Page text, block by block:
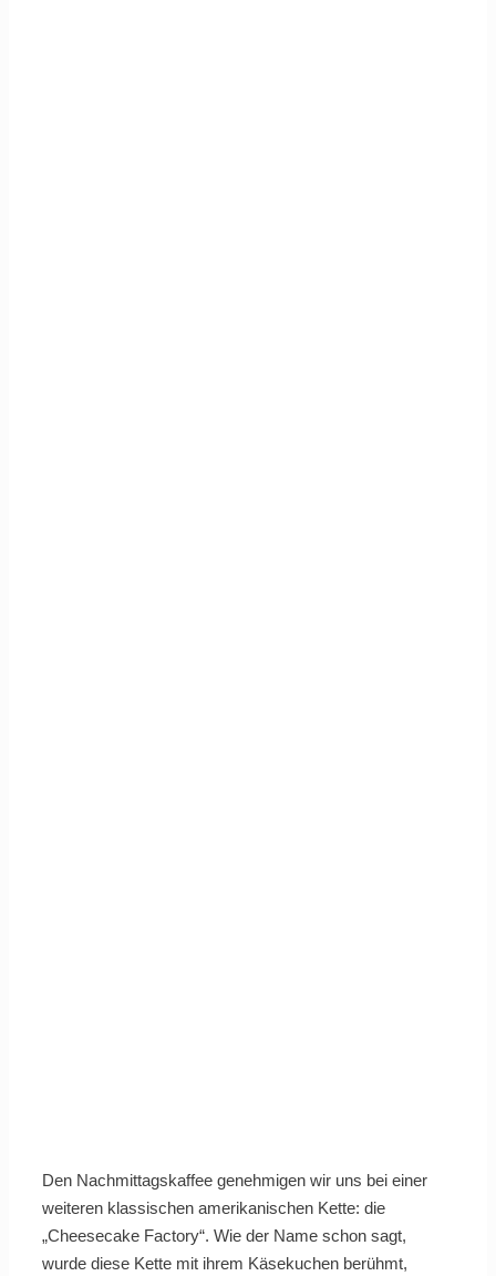
Den Nachmittagskaffee genehmigen wir uns bei einer
weiteren klassischen amerikanischen Kette: die
„Cheesecake Factory“. Wie der Name schon sagt,
wurde diese Kette mit ihrem Käsekuchen berühmt,